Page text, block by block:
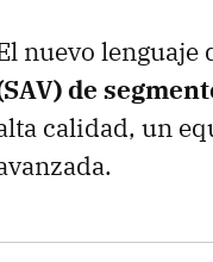
nuevo lenguaje
de
calidad, un